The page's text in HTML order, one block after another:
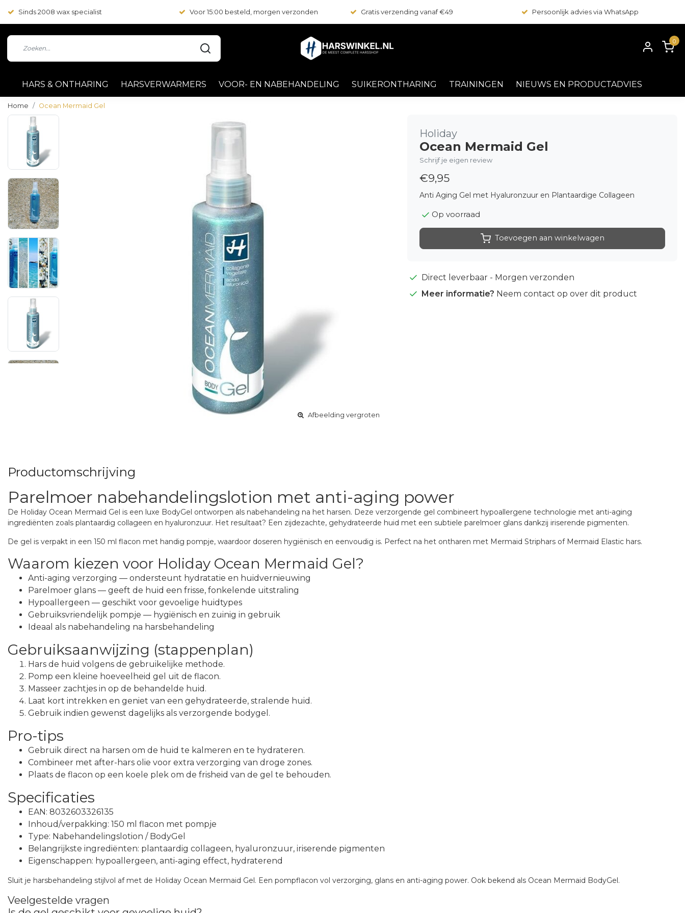
Sinds 2008 wax specialist Voor 15:00 besteld, morgen verzonden Gratis verzending vanaf €49 Persoonlijk advies via WhatsApp
0
HARS & ONTHARING HARSVERWARMERS VOOR- EN NABEHANDELING SUIKERONTHARING TRAININGEN NIEUWS EN PRODUCTADVIES
Home Ocean Mermaid Gel
Afbeelding vergroten
Holiday
Ocean Mermaid Gel
Schrijf je eigen review
€9,95
Anti Aging Gel met Hyaluronzuur en Plantaardige Collageen
Op voorraad
Toevoegen aan winkelwagen
Direct leverbaar - Morgen verzonden
Meer informatie? Neem contact op over dit product
Productomschrijving
Parelmoer nabehandelingslotion met anti-aging power
De Holiday Ocean Mermaid Gel is een luxe BodyGel ontworpen als nabehandeling na het harsen. Deze verzorgende gel combineert hypoallergene technologie met anti-aging
ingrediënten zoals plantaardig collageen en hyaluronzuur. Het resultaat? Een zijdezachte, gehydrateerde huid met een subtiele parelmoer glans dankzij iriserende pigmenten.
De gel is verpakt in een 150 ml flacon met handig pompje, waardoor doseren hygiënisch en eenvoudig is. Perfect na het ontharen met Mermaid Striphars of Mermaid Elastic hars.
Waarom kiezen voor Holiday Ocean Mermaid Gel?
Anti-aging verzorging — ondersteunt hydratatie en huidvernieuwing
Parelmoer glans — geeft de huid een frisse, fonkelende uitstraling
Hypoallergeen — geschikt voor gevoelige huidtypes
Gebruiksvriendelijk pompje — hygiënisch en zuinig in gebruik
Ideaal als nabehandeling na harsbehandeling
Gebruiksaanwijzing (stappenplan)
Hars de huid volgens de gebruikelijke methode.
Pomp een kleine hoeveelheid gel uit de flacon.
Masseer zachtjes in op de behandelde huid.
Laat kort intrekken en geniet van een gehydrateerde, stralende huid.
Gebruik indien gewenst dagelijks als verzorgende bodygel.
Pro-tips
Gebruik direct na harsen om de huid te kalmeren en te hydrateren.
Combineer met after-hars olie voor extra verzorging van droge zones.
Plaats de flacon op een koele plek om de frisheid van de gel te behouden.
Specificaties
EAN: 8032603326135
Inhoud/verpakking: 150 ml flacon met pompje
Type: Nabehandelingslotion / BodyGel
Belangrijkste ingrediënten: plantaardig collageen, hyaluronzuur, iriserende pigmenten
Eigenschappen: hypoallergeen, anti-aging effect, hydraterend
Sluit je harsbehandeling stijlvol af met de Holiday Ocean Mermaid Gel. Een pompflacon vol verzorging, glans en anti-aging power. Ook bekend als Ocean Mermaid BodyGel.
Veelgestelde vragen